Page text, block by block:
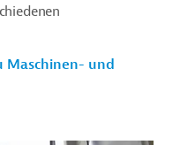
Maschinen- und